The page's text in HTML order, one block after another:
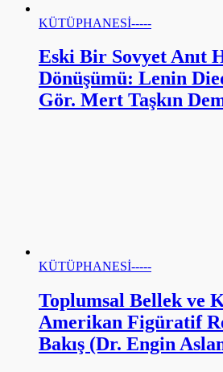
KÜTÜPHANESİ-----
Eski Bir Sovyet Anıt
Dönüşümü: Lenin
Gör. Mert Taşkın
KÜTÜPHANESİ-----
Toplumsal Bellek ve
Amerikan Figüratif
Bakış (Dr. Engin